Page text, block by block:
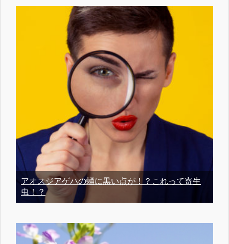
アオスジアゲハの蛹に黒い点が！？これって寄生
虫！？